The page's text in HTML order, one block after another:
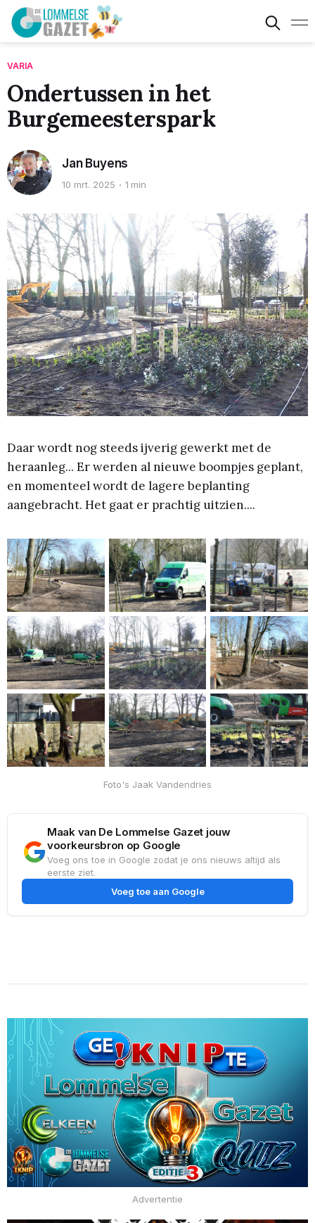
VARIA
Ondertussen in het
Burgemeesterspark
Jan Buyens
10 mrt. 2025 1 min
Daar wordt nog steeds ijverig gewerkt met de
heraanleg... Er werden al nieuwe boompjes geplant,
en momenteel wordt de lagere beplanting
aangebracht. Het gaat er prachtig uitzien....
Foto's Jaak Vandendries
Maak van De Lommelse Gazet jouw
voorkeursbron op Google
Voeg ons toe in Google zodat je ons nieuws altijd als
eerste ziet.
Voeg toe aan Google
Advertentie